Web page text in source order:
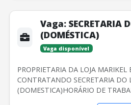
Vaga: SECRETARIA
(DOMÉSTICA)
Vaga disponível
PROPRIETARIA DA LOJA MARIKEL
CONTRATANDO SECRETARIA DO
(DOMESTICA)HORÁRIO DE